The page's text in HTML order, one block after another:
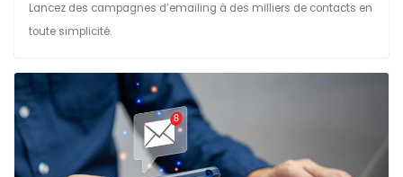
Lancez des campagnes d’emailing à des milliers de contacts en
toute simplicité.